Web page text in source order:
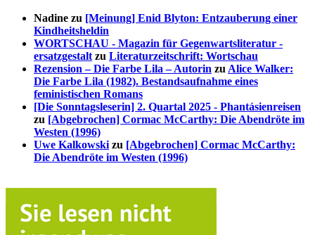
Nadine zu [Meinung] Enid Blyton: Entzauberung einer
Kindheitsheldin
WORTSCHAU - Magazin für Gegenwartsliteratur -
ersatzgestalt zu Literaturzeitschrift: Wortschau
Rezension – Die Farbe Lila – Autorin zu Alice Walker:
Die Farbe Lila (1982). Bestandsaufnahme eines
feministischen Romans
[Die Sonntagsleserin] 2. Quartal 2025 - Phantásienreisen
zu [Abgebrochen] Cormac McCarthy: Die Abendröte im
Westen (1996)
Uwe Kalkowski zu [Abgebrochen] Cormac McCarthy:
Die Abendröte im Westen (1996)